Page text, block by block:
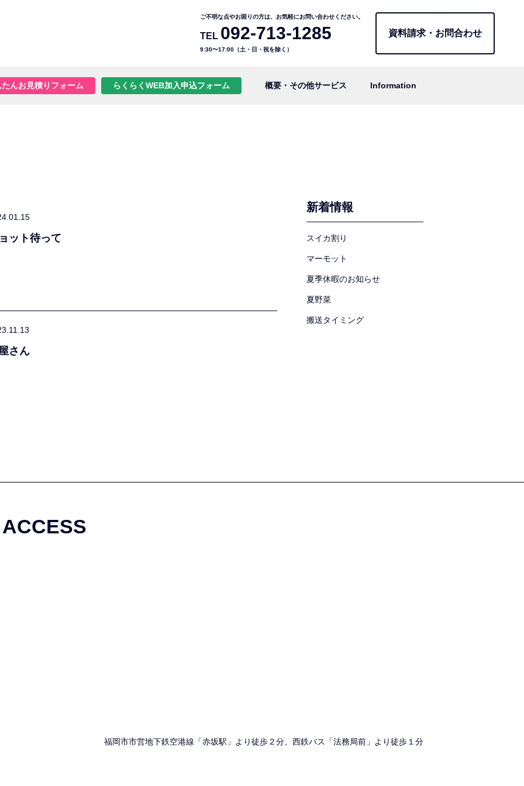
ご不明な点やお困りの方は、お気軽にお問い合わせください。
TEL 092-713-1285
9:30〜17:00（土・日・祝を除く）
資料請求・お問合わせ
んお見積りフォーム らくらくWEB加入申込フォーム 概要・その他サービス Information
ット待って
さん
新着情報
スイカ割り
マーモット
夏季休暇のお知らせ
夏野菜
搬送タイミング
ACCESS
福岡市市営地下鉄空港線「赤坂駅」より徒歩２分、西鉄バス「法務局前」より徒歩１分